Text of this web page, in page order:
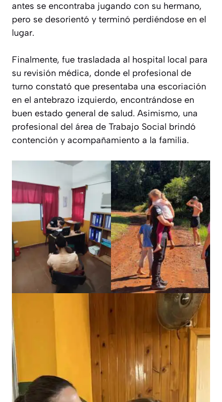
antes se encontraba jugando con su hermano,
pero se desorientó y terminó perdiéndose en el
lugar.
Finalmente, fue trasladada al hospital local para
su revisión médica, donde el profesional de
turno constató que presentaba una escoriación
en el antebrazo izquierdo, encontrándose en
buen estado general de salud. Asimismo, una
profesional del área de Trabajo Social brindó
contención y acompañamiento a la familia.